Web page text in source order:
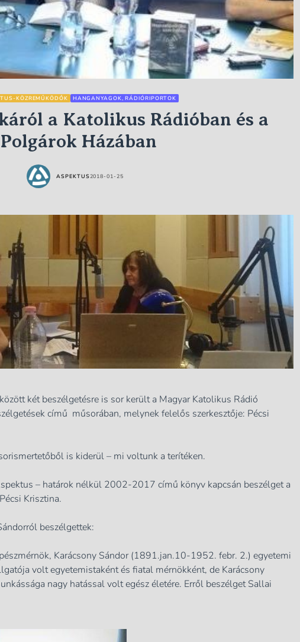
KÖZREMŰKÖDŐK HANGANYAGOK, RÁDIÓRIPORTOK
a Katolikus Rádióban és a
Polgárok Házában
ASPEKTUS2018-01-25
két beszélgetésre is sor került a Magyar Katolikus Rádió
című műsorában, melynek felelős szerkesztője: Pécsi
is kiderül – mi voltunk a terítéken.
– határok nélkül 2002-2017 című könyv kapcsán beszélget a
Krisztina.
beszélgettek:
Karácsony Sándor (1891.jan.10-1952. febr. 2.) egyetemi
volt egyetemistaként és fiatal mérnökként, de Karácsony
nagy hatással volt egész életére. Erről beszélget Sallai